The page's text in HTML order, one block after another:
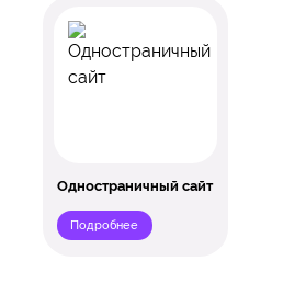
Одностраничный сайт
Подробнее